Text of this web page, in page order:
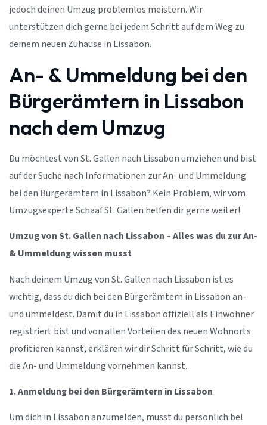
jedoch deinen Umzug problemlos meistern. Wir
unterstützen dich gerne bei jedem Schritt auf dem Weg zu
deinem neuen Zuhause in Lissabon.
An- & Ummeldung bei den
Bürgerämtern in Lissabon
nach dem Umzug
Du möchtest von St. Gallen nach Lissabon umziehen und bist
auf der Suche nach Informationen zur An- und Ummeldung
bei den Bürgerämtern in Lissabon? Kein Problem, wir vom
Umzugsexperte Schaaf St. Gallen helfen dir gerne weiter!
Umzug von St. Gallen nach Lissabon – Alles was du zur An-
& Ummeldung wissen musst
Nach deinem Umzug von St. Gallen nach Lissabon ist es
wichtig, dass du dich bei den Bürgerämtern in Lissabon an-
und ummeldest. Damit du in Lissabon offiziell als Einwohner
registriert bist und von allen Vorteilen des neuen Wohnorts
profitieren kannst, erklären wir dir Schritt für Schritt, wie du
die An- und Ummeldung vornehmen kannst.
1. Anmeldung bei den Bürgerämtern in Lissabon
Um dich in Lissabon anzumelden, musst du persönlich bei